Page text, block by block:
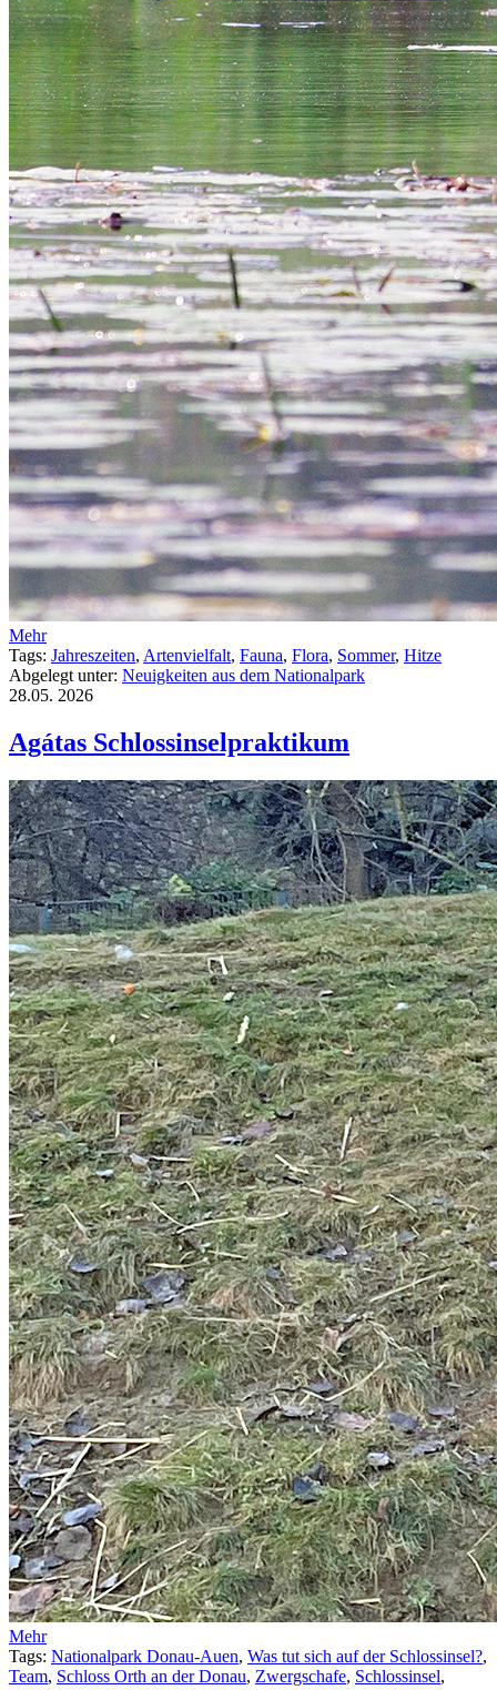
Mehr
Tags: Jahreszeiten, Artenvielfalt, Fauna, Flora, Sommer, Hitze
Abgelegt unter: Neuigkeiten aus dem Nationalpark
28.05. 2026
Agátas Schlossinselpraktikum
Mehr
Tags: Nationalpark Donau-Auen, Was tut sich auf der Schlossinsel?,
Team, Schloss Orth an der Donau, Zwergschafe, Schlossinsel,